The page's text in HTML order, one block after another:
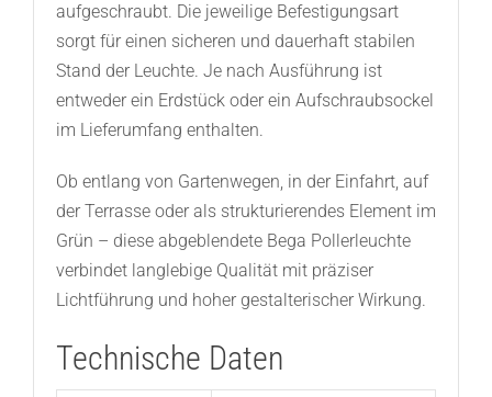
aufgeschraubt. Die jeweilige Befestigungsart
sorgt für einen sicheren und dauerhaft stabilen
Stand der Leuchte. Je nach Ausführung ist
entweder ein Erdstück oder ein Aufschraubsockel
im Lieferumfang enthalten.
Ob entlang von Gartenwegen, in der Einfahrt, auf
der Terrasse oder als strukturierendes Element im
Grün – diese abgeblendete Bega Pollerleuchte
verbindet langlebige Qualität mit präziser
Lichtführung und hoher gestalterischer Wirkung.
Technische Daten